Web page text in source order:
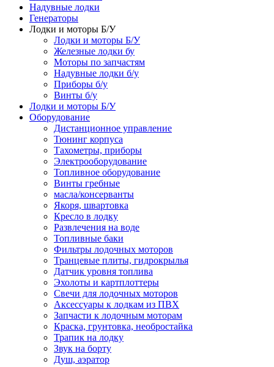
Надувные лодки
Генераторы
Лодки и моторы Б/У
Лодки и моторы Б/У
Железные лодки бу
Моторы по запчастям
Надувные лодки б/у
Приборы б/у
Винты б/у
Лодки и моторы Б/У
Оборудование
Дистанционное управление
Тюнинг корпуса
Тахометры, приборы
Электрооборудование
Топливное оборудование
Винты гребные
масла/консерванты
Якоря, швартовка
Кресло в лодку
Развлечения на воде
Топливные баки
Фильтры лодочных моторов
Транцевые плиты, гидрокрылья
Датчик уровня топлива
Эхолоты и картплоттеры
Cвечи для лодочных моторов
Аксессуары к лодкам из ПВХ
Запчасти к лодочным моторам
Краска, грунтовка, необростайка
Трапик на лодку
Звук на борту
Душ, аэратор